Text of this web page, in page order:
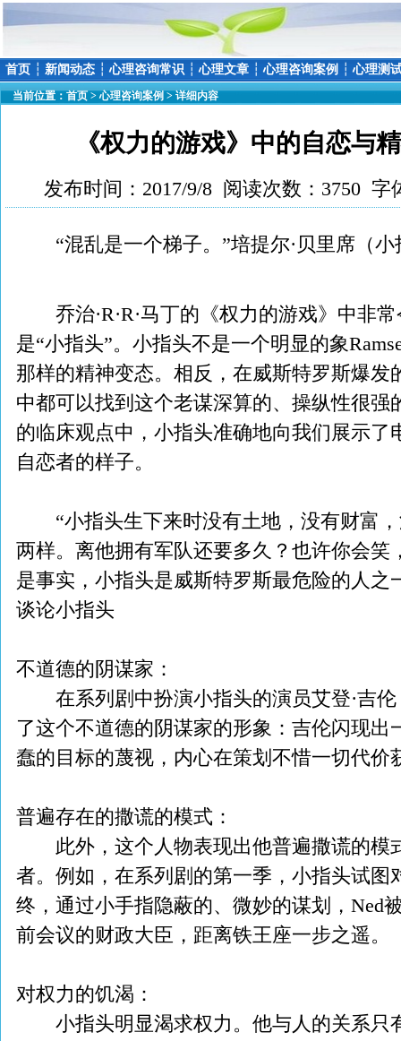
首页 ┆ 新闻动态 ┆ 心理咨询常识 ┆ 心理文章 ┆ 心理咨询案例 ┆ 心理测
当前位置： 首页 >心理咨询案例 > 详细内容
《权力的游戏》中的自恋与
发布时间：2017/9/8 阅读次数：3750 字
“混乱是一个梯子。”培提尔·贝里席（小
乔治·R·R·马丁的《权力的游戏》中非
是“小指头”。小指头不是一个明显的象
那样的精神变态。相反，在威斯特罗斯爆发
中都可以找到这个老谋深算的、操纵性很强
的临床观点中，小指头准确地向我们展示了
自恋者的样子。
“小指头生下来时没有土地，没有财富，
两样。离他拥有军队还要多久？也许你会笑
是事实，小指头是威斯特罗斯最危险的人
谈论小指头
不道德的阴谋家：
在系列剧中扮演小指头的演员艾登·吉伦
了这个不道德的阴谋家的形象：吉伦闪现出
蠢的目标的蔑视，内心在策划不惜一切代价
普遍存在的撒谎的模式：
此外，这个人物表现出他普遍撒谎的模
者。例如，在系列剧的第一季，小指头试图
终，通过小手指隐蔽的、微妙的谋划，Ned
前会议的财政大臣，距离铁王座一步之遥。
对权力的饥渴：
小指头明显渴求权力。他与人的关系只